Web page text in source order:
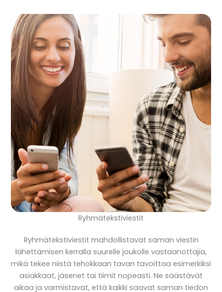
Ryhmätekstiviestit
Ryhmätekstiviestit mahdollistavat saman viestin
lähettämisen kerralla suurelle joukolle vastaanottajia,
mikä tekee niistä tehokkaan tavan tavoittaa esimerkiksi
asiakkaat, jäsenet tai tiimit nopeasti. Ne säästävät
aikaa ja varmistavat, että kaikki saavat saman tiedon